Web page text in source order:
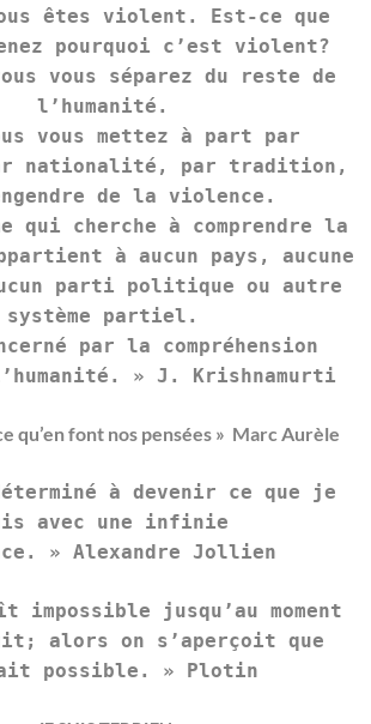
êtes violent. Est-ce que
pourquoi c’est violent?
vous séparez du reste de
l’humanité.
vous mettez à part par
nationalité, par tradition,
de la violence.
qui cherche à comprendre la
à aucun pays, aucune
parti politique ou autre
système partiel.
par la compréhension
» J. Krishnamurti
qu’en font nos pensées » Marc Aurèle
à devenir ce que je
avec une infinie
» Alexandre Jollien
impossible jusqu’au moment
alors on s’aperçoit que
possible. » Plotin